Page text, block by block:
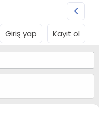
Giriş yap Kayıt ol